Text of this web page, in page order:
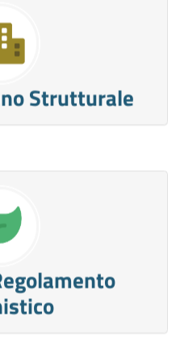
Strutturale